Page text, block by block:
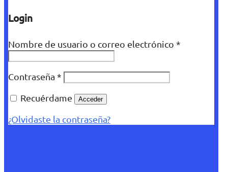
Login
Nombre de usuario o correo electrónico *
Contraseña *
Recuérdame
Acceder
¿Olvidaste la contraseña?